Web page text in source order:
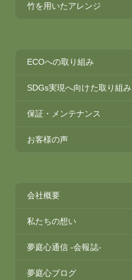
竹を用いたアレンジ
ECOへの取り組み
SDGs実現へ向けた取り組み
保証・メンテナンス
お客様の声
会社概要
私たちの想い
夢庭心通信 -会報誌-
夢庭心ブログ